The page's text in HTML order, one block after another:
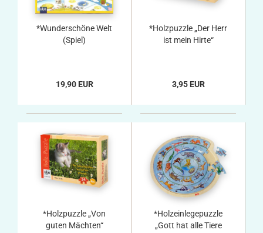
*Wunderschöne Welt
(Spiel)
19,90 EUR
*Holzpuzzle „Der Herr
ist mein Hirte“
3,95 EUR
*Holzpuzzle „Von
guten Mächten“
*Holzeinlegepuzzle
„Gott hat alle Tiere